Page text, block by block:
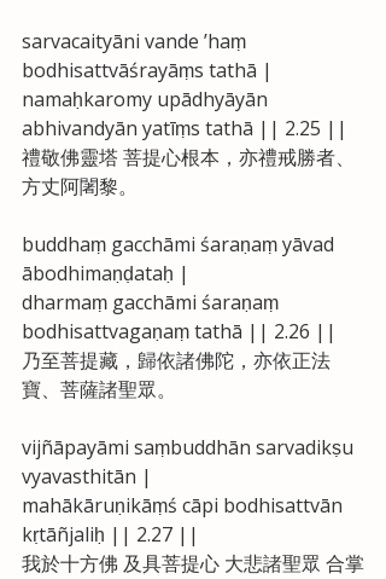
sarvacaityāni vande ’haṃ
bodhisattvāśrayāṃs tathā |
namaḥkaromy upādhyāyān
abhivandyān yatīṃs tathā || 2.25 ||
禮敬佛靈塔 菩提心根本，亦禮戒勝者、
方丈阿闍黎。
buddhaṃ gacchāmi śaraṇaṃ yāvad
ābodhimaṇḍataḥ |
dharmaṃ gacchāmi śaraṇaṃ
bodhisattvagaṇaṃ tathā || 2.26 ||
乃至菩提藏，歸依諸佛陀，亦依正法
寶、菩薩諸聖眾。
vijñāpayāmi saṃbuddhān sarvadikṣu
vyavasthitān |
mahākāruṇikāṃś cāpi bodhisattvān
kṛtāñjaliḥ || 2.27 ||
我於十方佛 及具菩提心 大悲諸聖眾 合掌